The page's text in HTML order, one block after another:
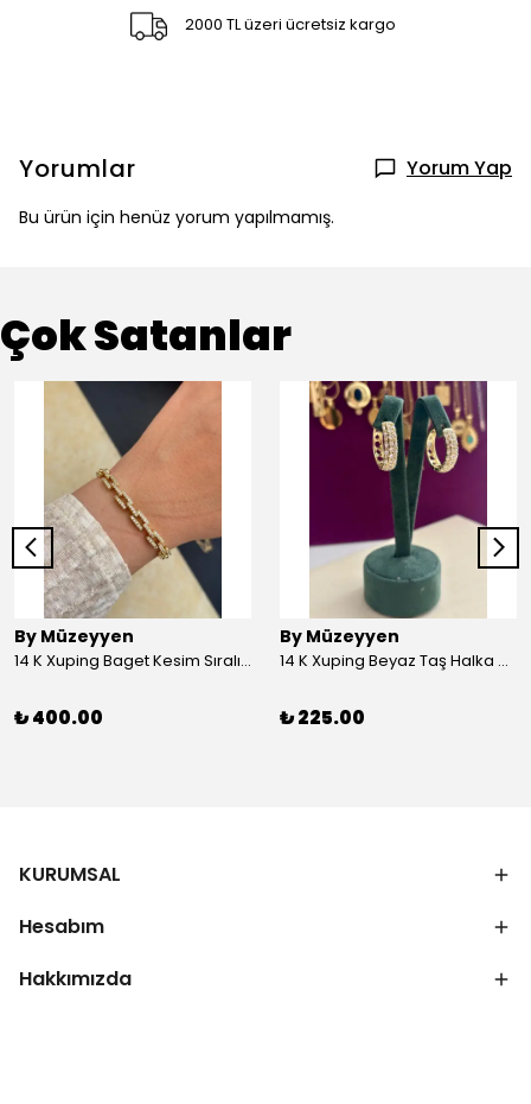
2000 TL üzeri ücretsiz kargo
Yorumlar Yorum Yap
Bu ürün için henüz yorum yapılmamış.
Çok Satanlar
By Müzeyyen
14 K Xuping Baget Kesim Sıralı Bileklik
₺ 400.00
By Müzeyyen
14 K Xuping Beyaz Taş Halka Küpe
₺ 225.00
KURUMSAL
Hesabım
Hakkımızda